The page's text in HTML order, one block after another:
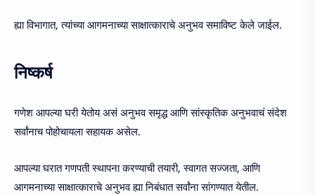
ह्या विभागात, त्यांच्या आगमनाच्या साक्षात्काराचे अनुभव समाविष्ट केले जाईल.
निष्कर्ष
गणेश आपल्या घरी येतोय असं अनुभव समृद्ध आणि सांस्कृतिक अनुभवाचं संदेश
सर्वांनाच पोहोचायला सहायक असेल.
आपल्या घरात गणपती स्थापना करण्याची तयारी, स्वागत सज्जता, आणि
आगमनाच्या साक्षात्काराचे अनुभव ह्या निबंधात सर्वांना सांगण्यात येतील.